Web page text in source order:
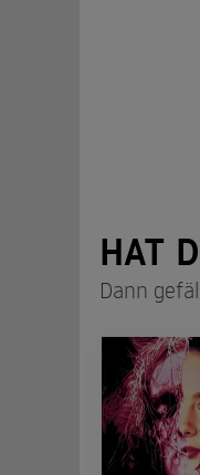
HAT
Dann